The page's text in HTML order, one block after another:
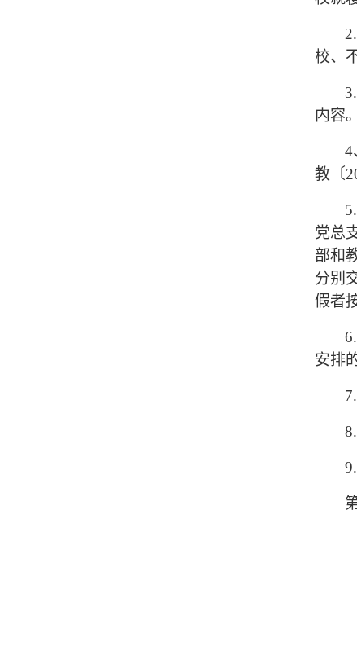
2.
校、
3.
内容。
4
教〔
5.
党总
部和
分别
假者
6.
安排
7.
8.
9.